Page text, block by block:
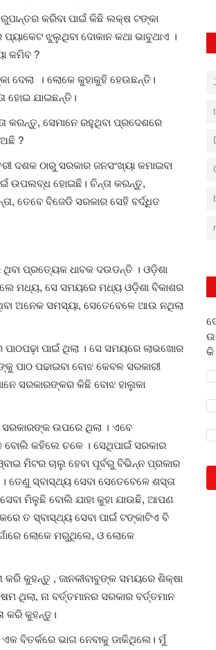
କରିବା ପାଇଁ କିଛି ଲକ୍ଷ ଟଙ୍କା
ଝୁଲୁଥିବା ଦୋକାନ କଥା ଭାବୁଥାଏ ।
କମିବ ?
ଦେଲା । ଲୋକେ କୁହାକୁହି ହେଉଛନ୍ତି।
ହୋଇ ଯାଇଛନ୍ତି।
କରନ୍ତୁ, ସେମାନେ ରହୁଥିବା ପ୍ରଦେଶରେ
?
ଦଶକ ଠାରୁ ସରକାର ଜନସଂଖ୍ୟା କମାଇବା
ଉପଲବ୍ଧ ହୋଇଛି। ଚିନ୍ତା କରନ୍ତୁ,
ତେବେ ବିଜେଡି ସରକାର ସେହି ବର୍ଦ୍ଧିତ
ପ୍ରତ୍ୟେକ ଧାବକ ଦଉଡନ୍ତି । ଓଡ଼ିଶା
ମଧ୍ୟ, ସେ ସମୟରେ ମଧ୍ୟ ଓଡ଼ିଶା ବିକାଶର
ଅନେକ ସମସ୍ୟା, ସେତେବେଳେ ଆଉ ନଥିଲା
ପାଇଁ ଥିଲା । ସେ ସମୟରେ ଲାଭଖୋର
ପାଠ ପଢାଇବା ବୋଝ କେବଳ ସରକାରୀ
ସରକାରଙ୍କର କିଛି ବୋଝ ହାଲୁକା
ଉପରେ ଥିଲା । ଏବେ
ବୋଲି କହିଲେ ଚଳେ । ସେଥିପାଇଁ ସରକାର
ମିଟର ଚାଲୁ ହେବା ପୂର୍ବରୁ ବିଭିନ୍ନ ପ୍ରକାର
ସ୍ବାସ୍ଥ୍ୟ ସେବା ସେତେବେଳେ ଶସ୍ତା
ମିଳୁଛି ବୋଲି ଯାହା କୁହା ଯାଉଛି, ଆପଣ
ତ ସ୍ବାସ୍ଥ୍ୟ ସେବା ପାଇଁ ଟଙ୍କାଟିଏ ବି
ଗାଁରେ ଲୋକେ ମରୁଥିଲେ, ଓ ଲୋକେ
କୁହନ୍ତୁ , ଜାନକୀବାବୁଙ୍କ ସମୟରେ ଶିକ୍ଷା
ନା ବର୍ତ୍ତମାନର ସରକାର ବର୍ତ୍ତମାନ
କରି କୁହନ୍ତୁ।
ବିତର୍କରେ ଭାଗ ନେବାକୁ ଡାକିଥିଲେ। ମୁଁ
କି